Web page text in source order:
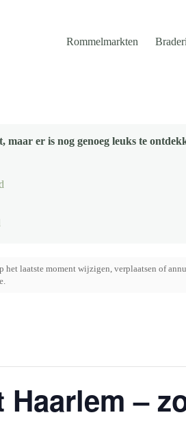
Rommelmarkten
maar er is nog genoeg leuks te
laatste moment wijzigen, verplaatsen of
–